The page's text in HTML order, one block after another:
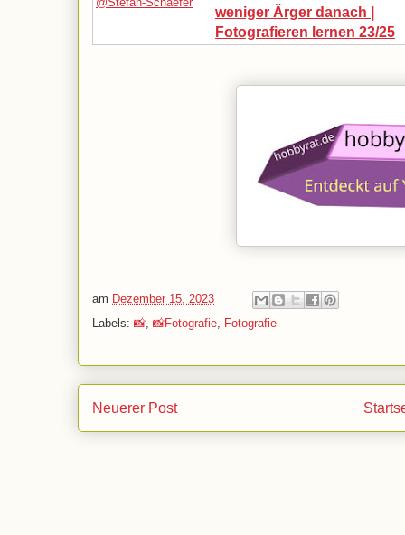
weniger Ärger danach |
Fotografieren lernen 23/25
am Dezember 15, 2023
Labels: 📸 📸Fotografie Fotografie
Neuerer Post